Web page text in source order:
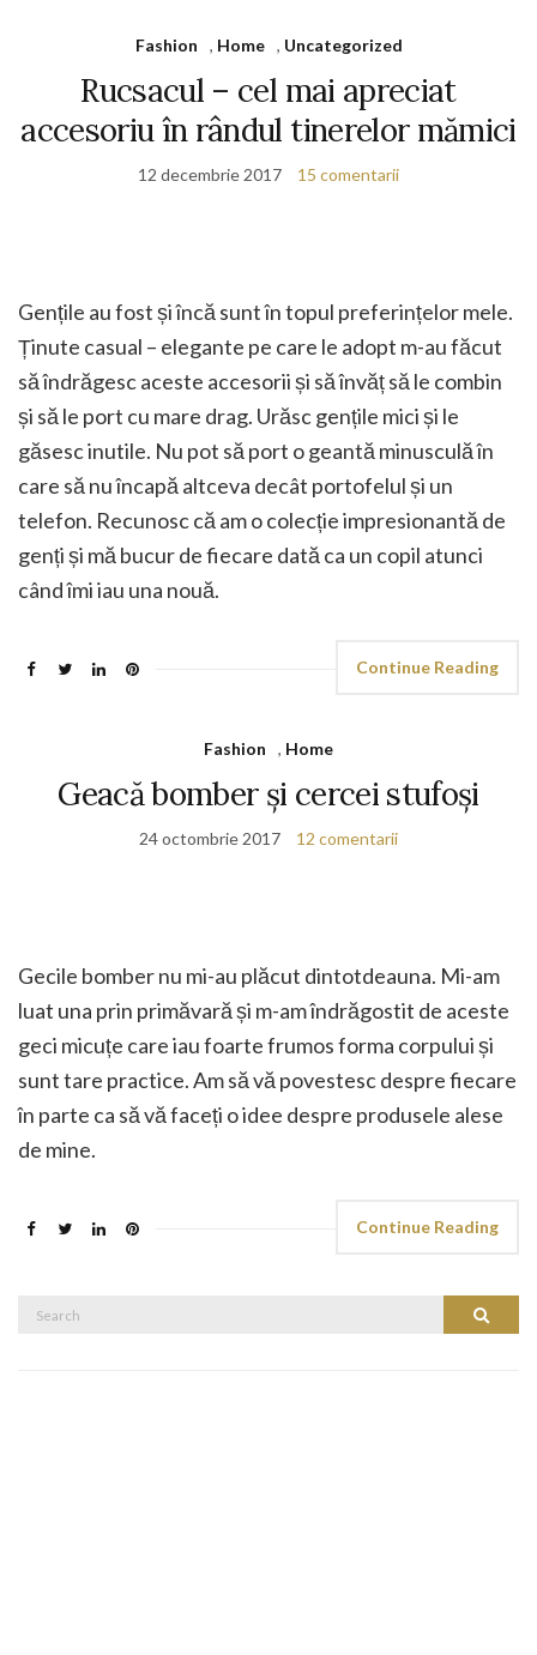
Fashion , Home , Uncategorized
Rucsacul – cel mai apreciat
accesoriu în rândul tinerelor mămici
12 decembrie 2017 15 comentarii
Gențile au fost și încă sunt în topul preferințelor mele.
Ținute casual – elegante pe care le adopt m-au făcut
să îndrăgesc aceste accesorii și să învăț să le combin
și să le port cu mare drag. Urăsc gențile mici și le
găsesc inutile. Nu pot să port o geantă minusculă în
care să nu încapă altceva decât portofelul și un
telefon. Recunosc că am o colecție impresionantă de
genți și mă bucur de fiecare dată ca un copil atunci
când îmi iau una nouă.
Continue Reading
Fashion , Home
Geacă bomber și cercei stufoși
24 octombrie 2017 12 comentarii
Gecile bomber nu mi-au plăcut dintotdeauna. Mi-am
luat una prin primăvară și m-am îndrăgostit de aceste
geci micuțe care iau foarte frumos forma corpului și
sunt tare practice. Am să vă povestesc despre fiecare
în parte ca să vă faceți o idee despre produsele alese
de mine.
Continue Reading
Search